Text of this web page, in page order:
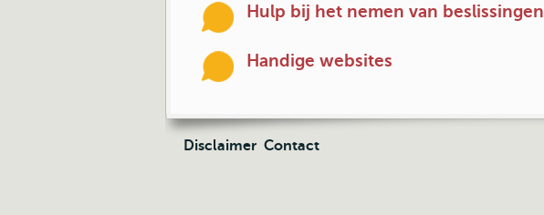
Hulp bij het nemen van beslissingen
Handige websites
Disclaimer Contact